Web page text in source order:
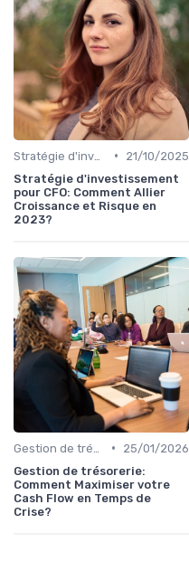
•
21/10/2025
Stratégie d'investissement
pour CFO: Comment Allier
Croissance et Risque en
2023?
•
25/01/2026
Gestion de trésorerie:
Comment Maximiser votre
Cash Flow en Temps de
Crise?